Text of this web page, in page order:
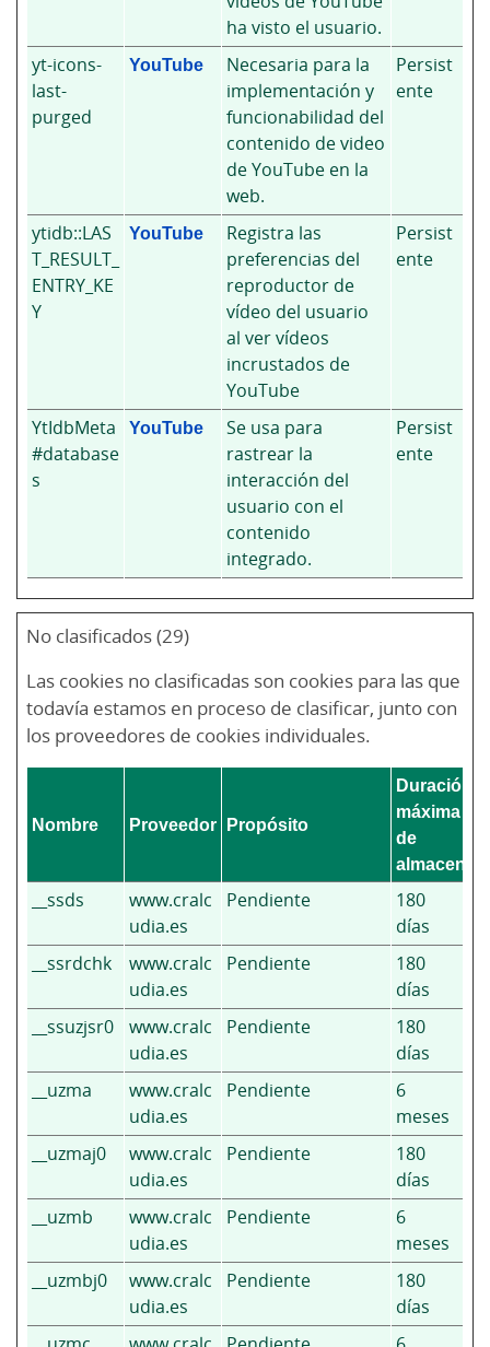
ha visto el usuario.
yt-icons-
last-
purged
YouTube
Necesaria para la
implementación y
funcionabilidad del
contenido de video
de YouTube en la
web.
Persist
ente
ytidb::LAS
T_RESULT_
ENTRY_KE
Y
YouTube
Registra las
preferencias del
reproductor de
vídeo del usuario
al ver vídeos
incrustados de
YouTube
Persist
ente
YtIdbMeta
#database
s
YouTube
Se usa para
rastrear la
interacción del
usuario con el
contenido
integrado.
Persist
ente
No clasificados (29)
Las cookies no clasificadas son cookies para las que
todavía estamos en proceso de clasificar, junto con
los proveedores de cookies individuales.
Nombre Proveedor Propósito
Duración
máxima
de
__ssds
www.cralc
udia.es
Pendiente
180
días
__ssrdchk
www.cralc
udia.es
Pendiente
180
días
__ssuzjsr0
www.cralc
udia.es
Pendiente
180
días
__uzma
www.cralc
udia.es
Pendiente
6
meses
__uzmaj0
www.cralc
udia.es
Pendiente
180
días
__uzmb
www.cralc
udia.es
Pendiente
6
meses
__uzmbj0
www.cralc
udia.es
Pendiente
180
días